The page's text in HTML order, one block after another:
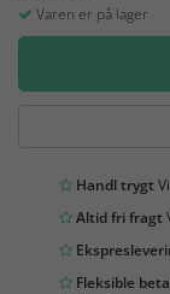
Varen er på lager
Handl trygt
Altid fri fragt
Fleksible